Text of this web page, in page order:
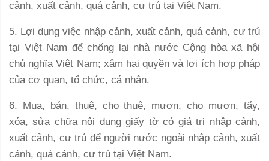
cảnh, xuất cảnh, quá cảnh, cư trú tại Việt Nam.
5. Lợi dụng việc nhập cảnh, xuất cảnh, quá cảnh, cư trú
tại Việt Nam để chống lại nhà nước Cộng hòa xã hội
chủ nghĩa Việt Nam; xâm hại quyền và lợi ích hợp pháp
của cơ quan, tổ chức, cá nhân.
6. Mua, bán, thuê, cho thuê, mượn, cho mượn, tẩy,
xóa, sửa chữa nội dung giấy tờ có giá trị nhập cảnh,
xuất cảnh, cư trú để người nước ngoài nhập cảnh, xuất
cảnh, quá cảnh, cư trú tại Việt Nam.